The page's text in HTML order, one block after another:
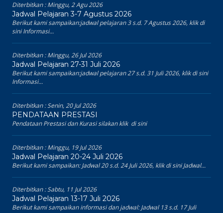
Diterbitkan :Minggu, 2 Agu 2026
Jadwal Pelajaran 3-7 Agustus 2026
Berikut kami sampaikan:jadwal pelajaran 3 s.d. 7 Agustus 2026, klik di
sini Informasi...
Diterbitkan :Minggu, 26 Jul 2026
Jadwal Pelajaran 27-31 Juli 2026
Berikut kami sampaikan:jadwal pelajaran 27 s.d. 31 Juli 2026, klik di sini
Informasi...
Diterbitkan :Senin, 20 Jul 2026
PENDATAAN PRESTASI
Pendataan Prestasi dan Kurasi silakan klik di sini
Diterbitkan :Minggu, 19 Jul 2026
Jadwal Pelajaran 20-24 Juli 2026
Berikut kami sampaikan: Jadwal 20 s.d. 24 Juli 2026, klik di sini Jadwal...
Diterbitkan :Sabtu, 11 Jul 2026
Jadwal Pelajaran 13-17 Juli 2026
Berikut kami sampaikan informasi dan jadwal: Jadwal 13 s.d. 17 Juli